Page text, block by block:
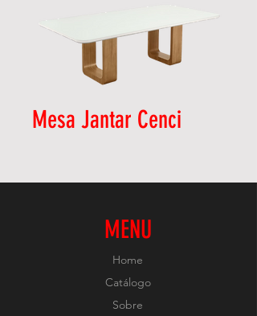
Mesa Jantar Cenci
MENU
Home
Catálogo
Sobre